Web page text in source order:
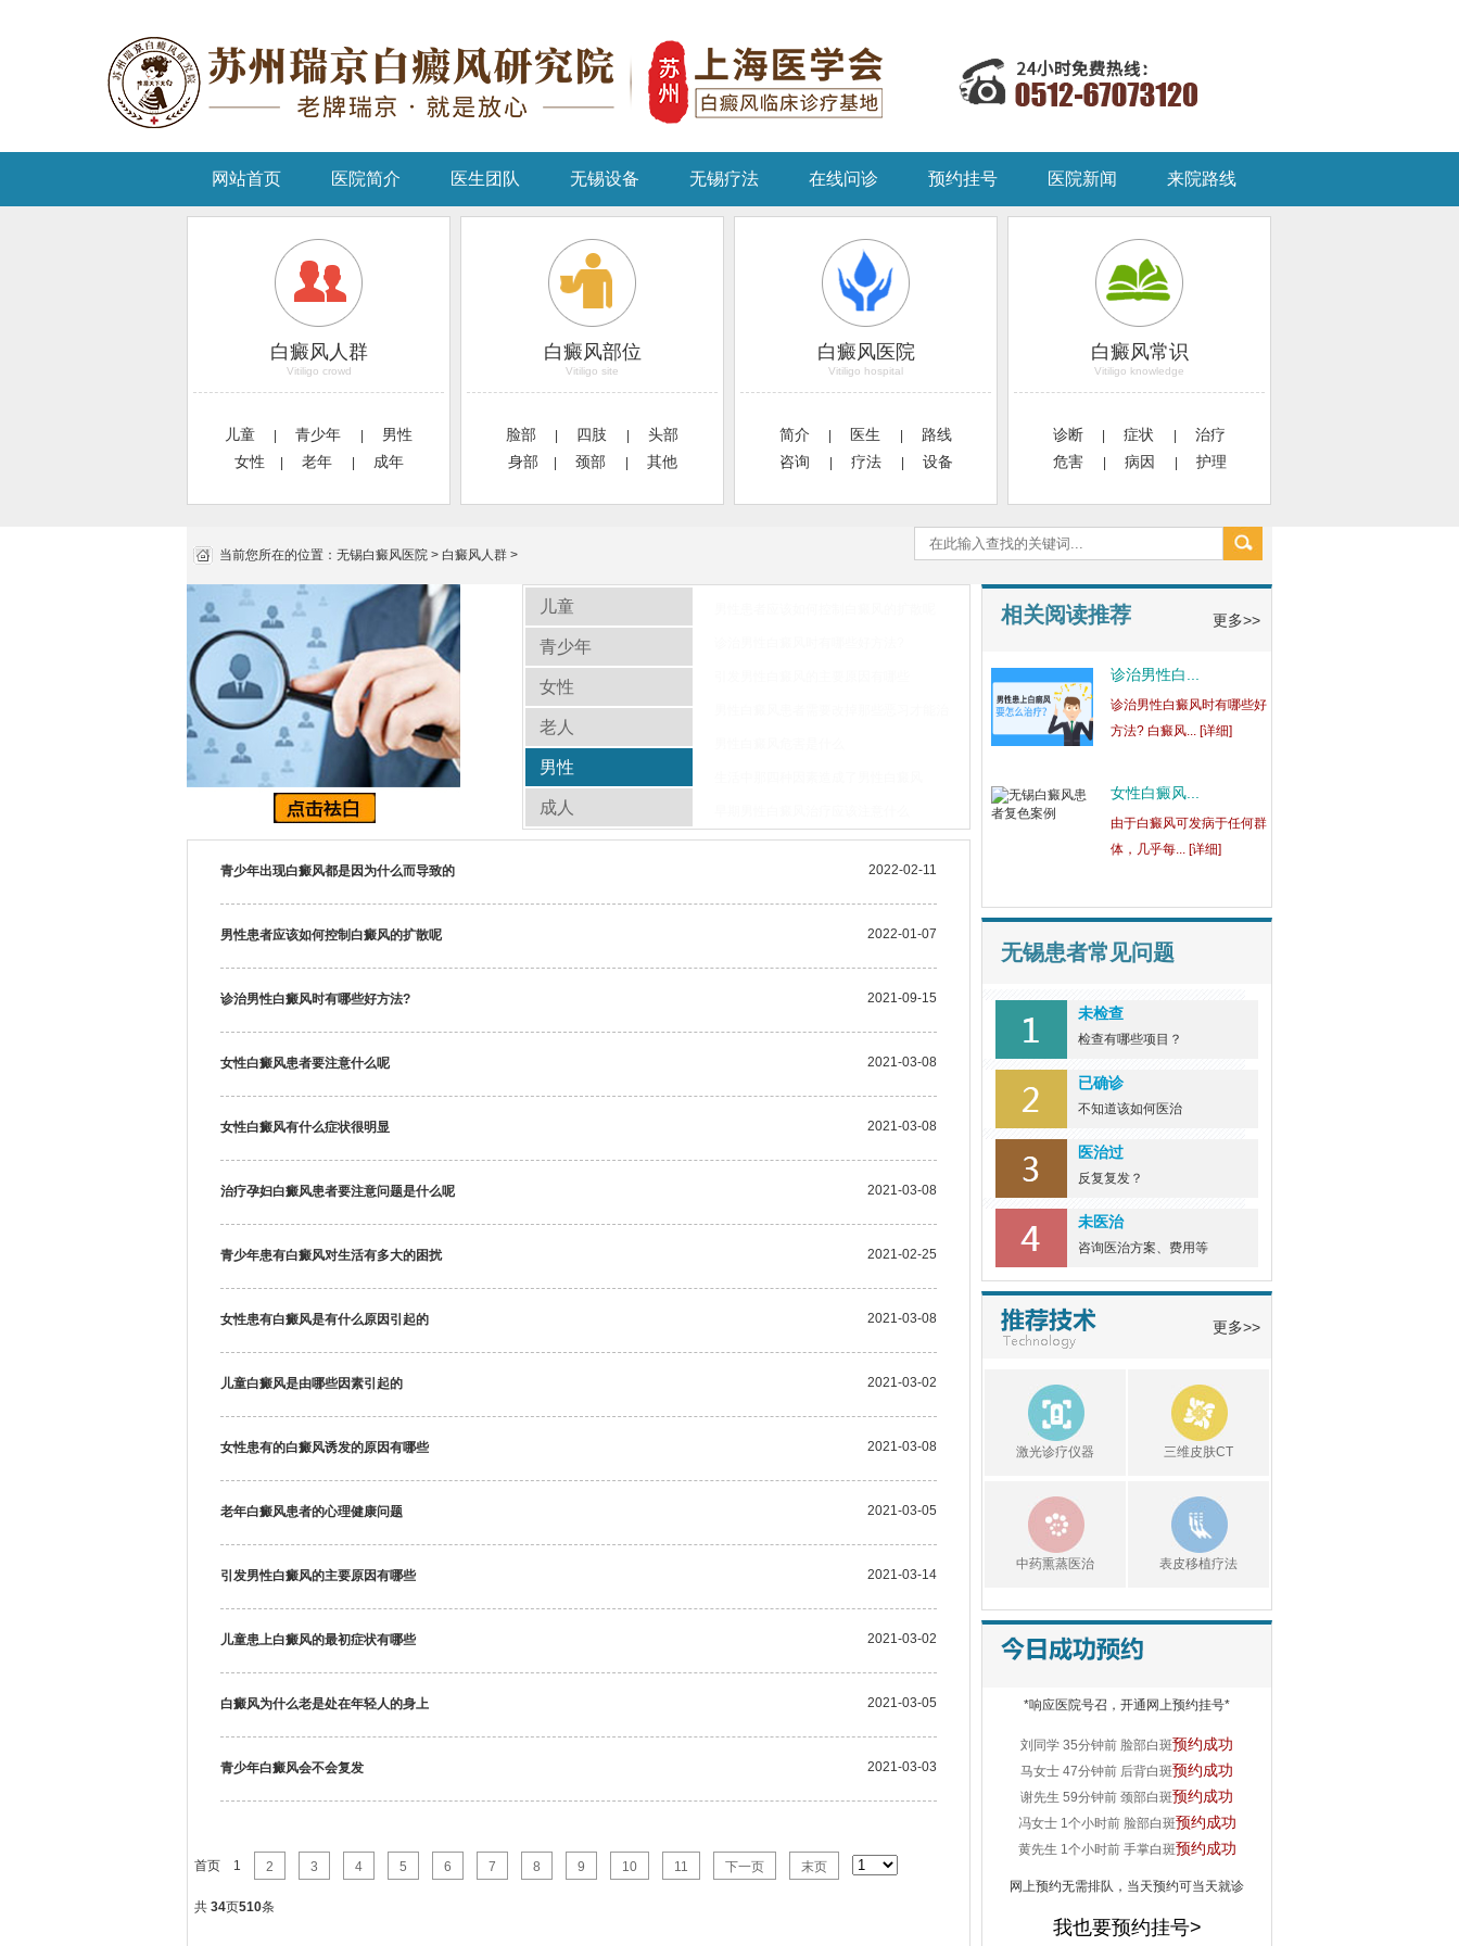
网站首页 医院简介 医生团队 无锡设备 无锡疗法 在线问诊 预约挂号 医院新闻 来院路线
白癜风人群
Vitiligo crowd
儿童 青少年
男性
女性
老年 成年
白癜风部位
Vitiligo site
脸部 四肢
头部
身部
颈部 其他
白癜风医院
Vitiligo hospital
简介 医生
路线
咨询
疗法 设备
白癜风常识
Vitiligo knowledge
诊断 症状
治疗
危害
病因 护理
当前您所在的位置： 无锡白癜风医院 > 白癜风人群 >
儿童
青少年
女性
老人
男性
成人
青少年出现白癜风都是因为什么而导致的 2022-02-11
男性患者应该如何控制白癜风的扩散呢 2022-01-07
诊治男性白癜风时有哪些好方法? 2021-09-15
女性白癜风患者要注意什么呢 2021-03-08
女性白癜风有什么症状很明显 2021-03-08
治疗孕妇白癜风患者要注意问题是什么呢 2021-03-08
青少年患有白癜风对生活有多大的困扰 2021-02-25
女性患有白癜风是有什么原因引起的 2021-03-08
儿童白癜风是由哪些因素引起的 2021-03-02
女性患有的白癜风诱发的原因有哪些 2021-03-08
老年白癜风患者的心理健康问题 2021-03-05
引发男性白癜风的主要原因有哪些 2021-03-14
儿童患上白癜风的最初症状有哪些 2021-03-02
白癜风为什么老是处在年轻人的身上 2021-03-05
青少年白癜风会不会复发 2021-03-03
首页 1 2 3 4 5 6 7 8 9 10 11 下一页 末页
共 34页510条
相关阅读推荐 更多>>
青少年出现...
青少年是社会上很大的一个
群体，正常... [详细]
男性患者应...
白癜风是一种扩散性皮肤
病，其危害不... [详细]
诊治男性白...
诊治男性白癜风时有哪些好
方法? 白癜风... [详细]
女性白癜风...
体，几乎每... [详细]
无锡患者常见问题
未检查
检查有哪些项目？
已确诊
不知道该如何医治
医治过
反复复发？
未医治
咨询医治方案、费用等
更多>>
激光诊疗仪器 三维皮肤CT
中药熏蒸医治 表皮移植疗法
*响应医院号召，开通网上预约挂号*
詹先生 18分钟前 手掌白斑
马女士 47分钟前 后背白斑预约成功
谢先生 59分钟前 颈部白斑预约成功
冯女士 1个小时前 脸部白斑预约成功
黄先生 1个小时前 手掌白斑预约成功
吴先生 1个小时前 胸部白斑预约成功
网上预约无需排队，当天预约可当天就诊
我也要预约挂号>